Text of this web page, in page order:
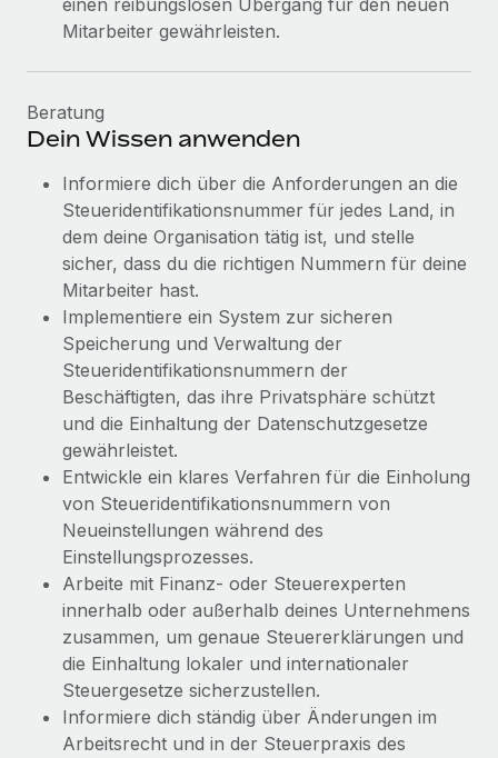
einen reibungslosen Übergang für den neuen
Mitarbeiter gewährleisten.
Beratung
Dein Wissen anwenden
Informiere dich über die Anforderungen an die
Steueridentifikationsnummer für jedes Land, in
dem deine Organisation tätig ist, und stelle
sicher, dass du die richtigen Nummern für deine
Mitarbeiter hast.
Implementiere ein System zur sicheren
Speicherung und Verwaltung der
Steueridentifikationsnummern der
Beschäftigten, das ihre Privatsphäre schützt
und die Einhaltung der Datenschutzgesetze
gewährleistet.
Entwickle ein klares Verfahren für die Einholung
von Steueridentifikationsnummern von
Neueinstellungen während des
Einstellungsprozesses.
Arbeite mit Finanz- oder Steuerexperten
innerhalb oder außerhalb deines Unternehmens
zusammen, um genaue Steuererklärungen und
die Einhaltung lokaler und internationaler
Steuergesetze sicherzustellen.
Informiere dich ständig über Änderungen im
Arbeitsrecht und in der Steuerpraxis des